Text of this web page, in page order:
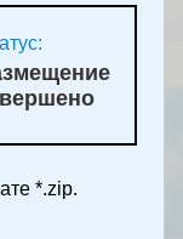
*.zip.